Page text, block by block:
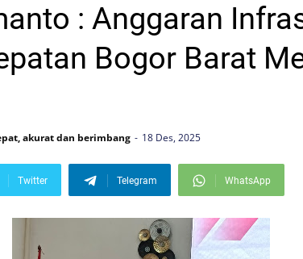
: Anggaran
Bogor Barat
akurat dan berimbang 18 Des, 2025
Twitter Telegram WhatsApp